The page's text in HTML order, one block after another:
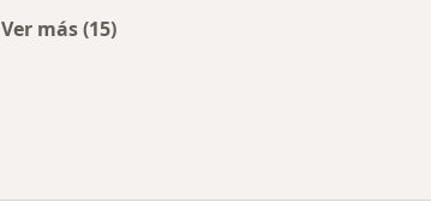
Ver más (15)
Más en esta categoría: Enfermedades